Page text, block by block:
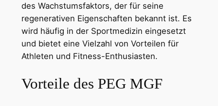
des Wachstumsfaktors, der für seine
regenerativen Eigenschaften bekannt ist. Es
wird häufig in der Sportmedizin eingesetzt
und bietet eine Vielzahl von Vorteilen für
Athleten und Fitness-Enthusiasten.
Vorteile des PEG MGF